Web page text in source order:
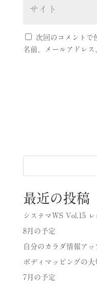
次回のコメントで
名前、メールアドレス
最近の投稿
システマWS Vol.15 レ
8月の予定
自分のカラダ情報ア
ボディマッピングの大
7月の予定